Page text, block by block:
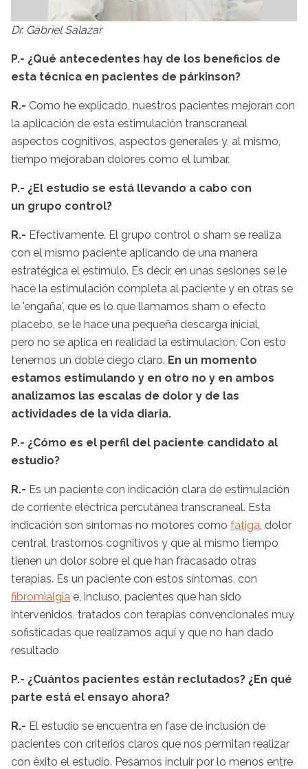
Dr. Gabriel Salazar
P.- ¿Qué antecedentes hay de los beneficios de
esta técnica en pacientes de párkinson?
R.- Como he explicado, nuestros pacientes mejoran con
la aplicación de esta estimulación transcraneal
aspectos cognitivos, aspectos generales y, al mismo,
tiempo mejoraban dolores como el lumbar.
P.- ¿El estudio se está llevando a cabo con
un grupo control?
R.- Efectivamente. El grupo control o sham se realiza
con el mismo paciente aplicando de una manera
estratégica el estímulo. Es decir, en unas sesiones se le
hace la estimulación completa al paciente y en otras se
le 'engaña', que es lo que llamamos sham o efecto
placebo, se le hace una pequeña descarga inicial,
pero no se aplica en realidad la estimulación. Con esto
tenemos un doble ciego claro. En un momento
estamos estimulando y en otro no y en ambos
analizamos las escalas de dolor y de las
actividades de la vida diaria.
P.- ¿Cómo es el perfil del paciente candidato al
estudio?
R.- Es un paciente con indicación clara de estimulación
de corriente eléctrica percutánea transcraneal. Esta
indicación son síntomas no motores como fatiga , dolor
central, trastornos cognitivos y que al mismo tiempo
tienen un dolor sobre el que han fracasado otras
terapias. Es un paciente con estos síntomas, con
fibromialgia e, incluso, pacientes que han sido
intervenidos, tratados con terapias convencionales muy
sofisticadas que realizamos aquí y que no han dado
resultado
P.- ¿Cuántos pacientes están reclutados? ¿En qué
parte está el ensayo ahora?
R.- El estudio se encuentra en fase de inclusión de
pacientes con criterios claros que nos permitan realizar
con éxito el estudio. Pesamos incluir por lo menos entre